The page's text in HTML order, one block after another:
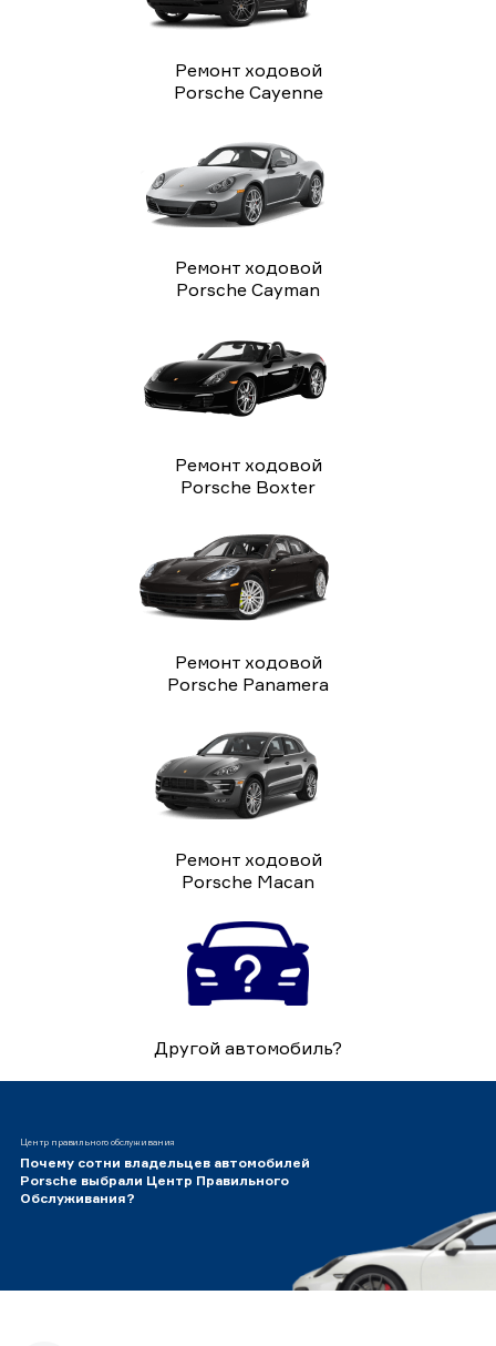
Ремонт ходовой
Porsche Cayenne
Ремонт ходовой
Porsche Cayman
Ремонт ходовой
Porsche Boxter
Ремонт ходовой
Porsche Panamera
Ремонт ходовой
Porsche Macan
Другой автомобиль?
Центр правильного обслуживания
Почему сотни владельцев автомобилей
Porsche выбрали Центр Правильного
Обслуживания?